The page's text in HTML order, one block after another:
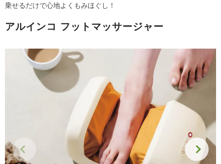
乗せるだけで心地よくもみほぐし！
アルインコ フットマッサージャー